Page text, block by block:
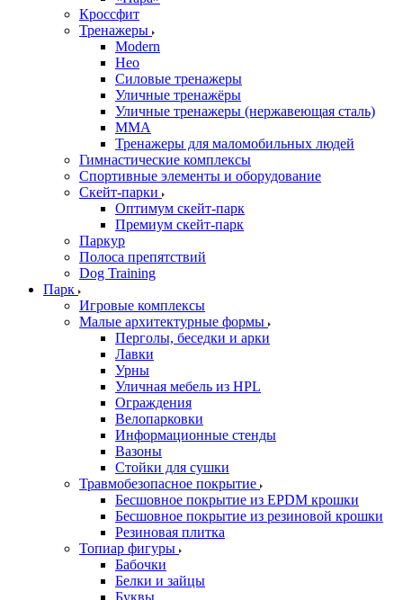
Кроссфит
Тренажеры
Modern
Нео
Силовые тренажеры
Уличные тренажёры
Уличные тренажеры (нержавеющая сталь)
ММА
Тренажеры для маломобильных людей
Гимнастические комплексы
Спортивные элементы и оборудование
Скейт-парки
Оптимум скейт-парк
Премиум скейт-парк
Паркур
Полоса препятствий
Dog Training
Парк
Игровые комплексы
Малые архитектурные формы
Перголы, беседки и арки
Лавки
Урны
Уличная мебель из HPL
Ограждения
Велопарковки
Информационные стенды
Вазоны
Стойки для сушки
Травмобезопасное покрытие
Бесшовное покрытие из EPDM крошки
Бесшовное покрытие из резиновой крошки
Резиновая плитка
Топиар фигуры
Бабочки
Белки и зайцы
Буквы